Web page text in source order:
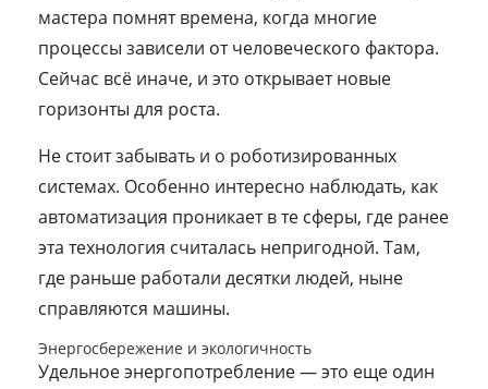
мастера помнят времена, когда многие
процессы зависели от человеческого фактора.
Сейчас всё иначе, и это открывает новые
горизонты для роста.
Не стоит забывать и о роботизированных
системах. Особенно интересно наблюдать, как
автоматизация проникает в те сферы, где ранее
эта технология считалась непригодной. Там,
где раньше работали десятки людей, ныне
справляются машины.
Энергосбережение и экологичность
Удельное энергопотребление — это еще один